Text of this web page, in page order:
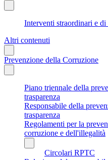
Interventi straordinari e di
Altri contenuti
Prevenzione della Corruzione
Piano triennale della
trasparenza
Responsabile della
trasparenza
Regolamenti per la
corruzione e dell'illegalità
Circolari RPTC